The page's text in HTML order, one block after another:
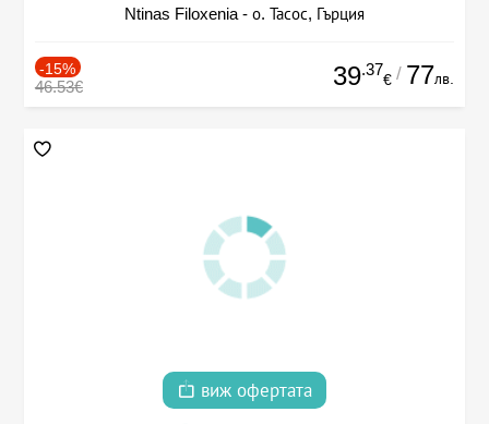
Ntinas Filoxenia - о. Тасос, Гърция
-15%
46.53€ 39.37
€ / 77лв.
виж офертата